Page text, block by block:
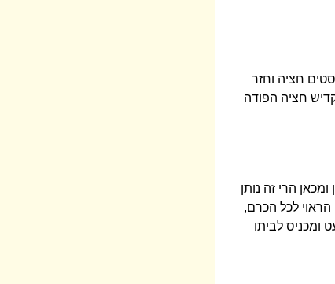
חציה וחזר
חציה הפודה
הרי זה נותן
לכל הכרם,
ומכניס לביתו